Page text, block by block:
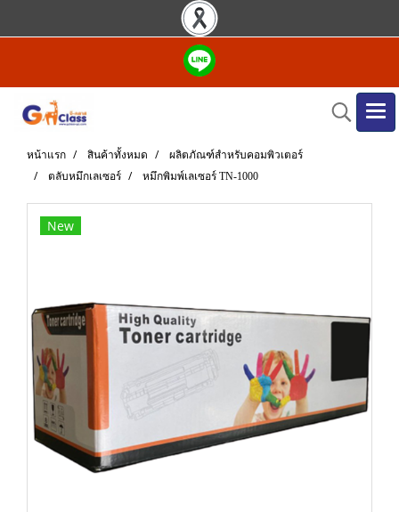
หน้าแรก สินค้าทั้งหมด
ผลิตภัณฑ์สำหรับคอมพิวเตอร์
ตลับหมึกเลเซอร์
หมึกพิมพ์เลเซอร์ TN-1000
New